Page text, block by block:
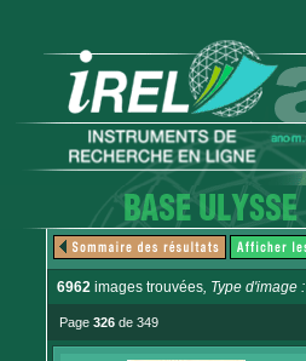
6962 images trouvées, Type d'image :
Page 326 de 349